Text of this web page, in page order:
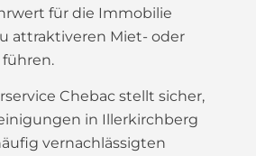
für die Immobilie
attraktiveren Miet- oder
Chebac stellt sicher,
in Illerkirchberg
vernachlässigten